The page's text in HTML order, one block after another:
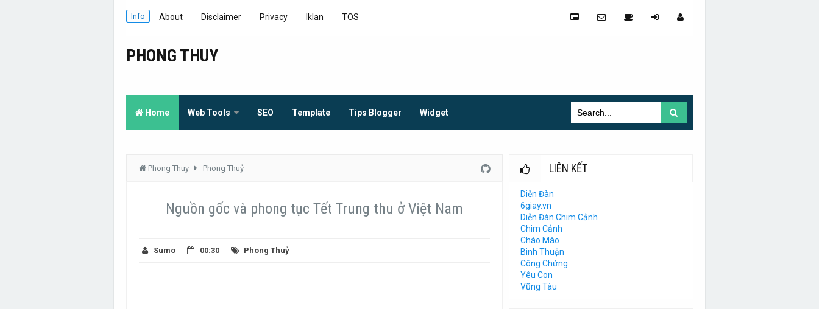
Info About Disclaimer Privacy Iklan TOS
PHONG THUY
Home Web Tools SEO Template Tips Blogger Widget
Phong Thuy Phong Thuỷ
Nguồn gốc và phong tục Tết Trung thu ở Việt Nam
Sumo 00:30 Phong Thuỷ
LIÊN KẾT
Diễn Đàn
6giay.vn
Diễn Đàn Chim Cảnh
Chim Cảnh
Chào Mào
Binh Thuận
Công Chứng
Yêu Con
Vũng Tàu